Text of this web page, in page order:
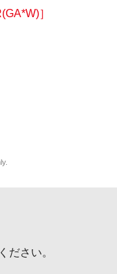
］
ださい。